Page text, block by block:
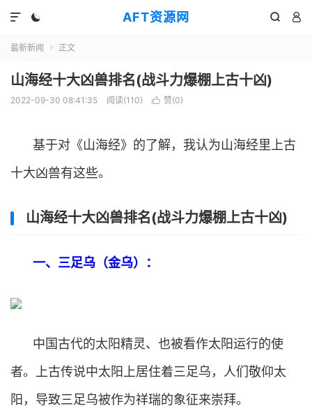
AFT资源网
  

最新新闻  正文
山海经十大凶兽排名(战斗力爆棚上古十凶)
2022-09-30 08:41:35 阅读(110)  赞(0)
基于对《山海经》的了解，我认为山海经里上古
十大凶兽有这些。
山海经十大凶兽排名(战斗力爆棚上古十凶)
一、三足乌（金乌）：
中国古代的太阳精灵、也被看作太阳运行的使
者。上古传说中太阳上居住着三足乌，人们敬仰太
阳，导致三足乌被作为祥瑞的象征来崇拜。